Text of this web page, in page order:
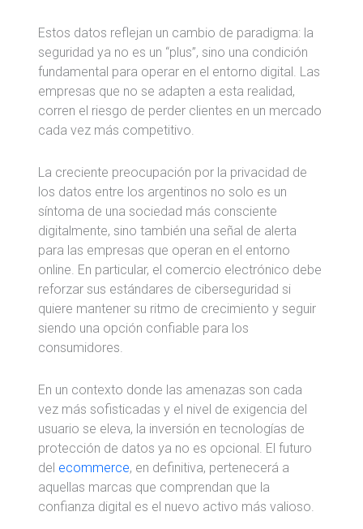
Estos datos reflejan un cambio de paradigma: la
seguridad ya no es un “plus”, sino una condición
fundamental para operar en el entorno digital. Las
empresas que no se adapten a esta realidad,
corren el riesgo de perder clientes en un mercado
cada vez más competitivo.
La creciente preocupación por la privacidad de
los datos entre los argentinos no solo es un
síntoma de una sociedad más consciente
digitalmente, sino también una señal de alerta
para las empresas que operan en el entorno
online. En particular, el comercio electrónico debe
reforzar sus estándares de ciberseguridad si
quiere mantener su ritmo de crecimiento y seguir
siendo una opción confiable para los
consumidores.
En un contexto donde las amenazas son cada
vez más sofisticadas y el nivel de exigencia del
usuario se eleva, la inversión en tecnologías de
protección de datos ya no es opcional. El futuro
del ecommerce, en definitiva, pertenecerá a
aquellas marcas que comprendan que la
confianza digital es el nuevo activo más valioso.